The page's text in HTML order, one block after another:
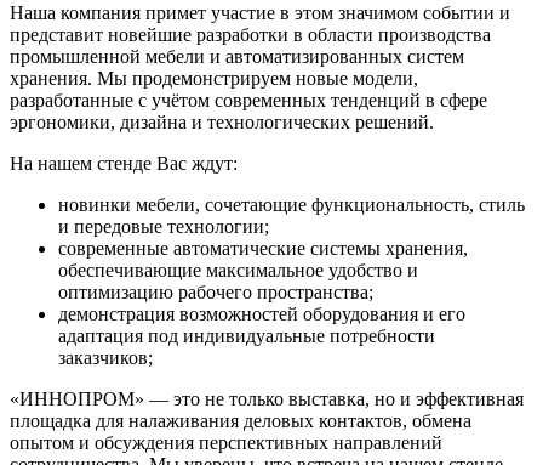
Наша компания примет участие в этом значимом событии и
представит новейшие разработки в области производства
промышленной мебели и автоматизированных систем
хранения. Мы продемонстрируем новые модели,
разработанные с учётом современных тенденций в сфере
эргономики, дизайна и технологических решений.
На нашем стенде Вас ждут:
новинки мебели, сочетающие функциональность, стиль
и передовые технологии;
современные автоматические системы хранения,
обеспечивающие максимальное удобство и
оптимизацию рабочего пространства;
демонстрация возможностей оборудования и его
адаптация под индивидуальные потребности
заказчиков;
«ИННОПРОМ» — это не только выставка, но и эффективная
площадка для налаживания деловых контактов, обмена
опытом и обсуждения перспективных направлений